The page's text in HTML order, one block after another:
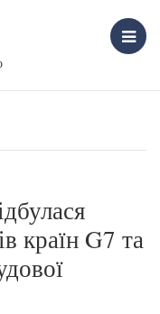
країн G7 та